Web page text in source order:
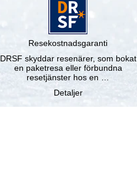
Resekostnadsgaranti
DRSF skyddar resenärer, som bokat
en paketresa eller förbundna
resetjänster hos en …
Detaljer